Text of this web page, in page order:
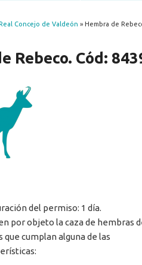
usted aquí
Concejo de Valdeón » Hembra de
Rebeco. Cód:
del permiso: 1 día.
por objeto la caza de hembras
cumplan alguna de las